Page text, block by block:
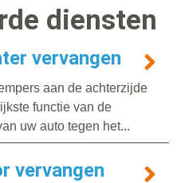
diensten
vervangen
aan de achterzijde
functie van de
uw auto tegen het...
vervangen